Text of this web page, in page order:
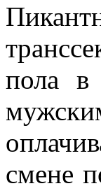
пола в
смене